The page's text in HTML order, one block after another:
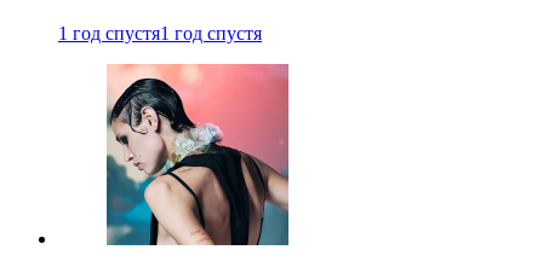
1 год спустя1 год спустя